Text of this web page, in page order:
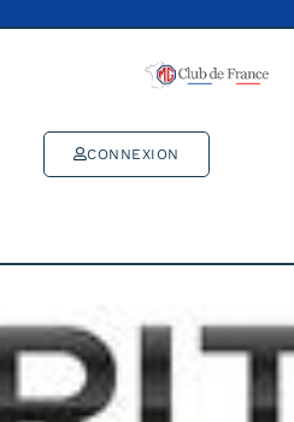
CONNEXION